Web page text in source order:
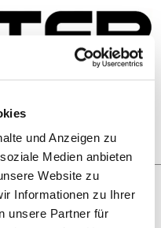
und Anzeigen zu
Medien anbieten
Website zu
Informationen zu Ihrer
unsere Partner für